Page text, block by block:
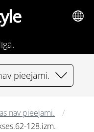
pieejami.
nav pieejami.
128.izm.